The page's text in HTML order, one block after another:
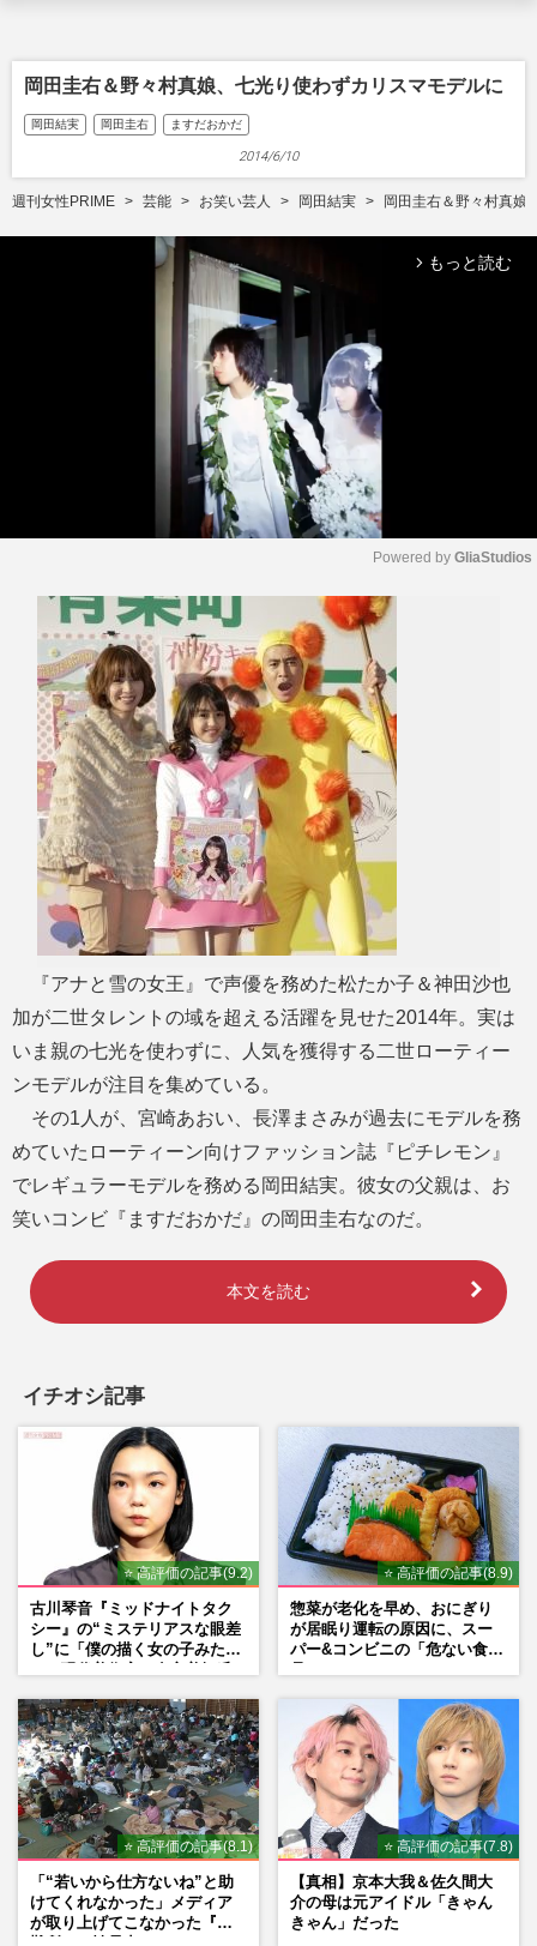
岡田圭右＆野々村真娘、七光り使わずカリスマモデルに
岡田結実 岡田圭右 ますだおかだ
2014/6/10
週刊女性PRIME 芸能 お笑い芸人 岡田結実 岡田圭右＆野々村真娘
arrow_forward_ios もっと読む
Powered by GliaStudios
『アナと雪の女王』で声優を務めた松たか子＆神田沙也
加が二世タレントの域を超える活躍を見せた2014年。実は
いま親の七光を使わずに、人気を獲得する二世ローティー
ンモデルが注目を集めている。
その1人が、宮崎あおい、長澤まさみが過去にモデルを務
めていたローティーン向けファッション誌『ピチレモン』
でレギュラーモデルを務める岡田結実。彼女の父親は、お
笑いコンビ『ますだおかだ』の岡田圭右なのだ。
本文を読む
イチオシ記事
⭐ 高評価の記事(9.2)
古川琴音『ミッドナイトタク
シー』の“ミステリアスな眼差
し”に「僕の描く女の子みた
⭐ 高評価の記事(8.9)
惣菜が老化を早め、おにぎり
が居眠り運転の原因に、スー
パー&コンビニの「危ない食
⭐ 高評価の記事(8.1)
「“若いから仕方ないね”と助
けてくれなかった」メディア
が取り上げてこなかった『避
⭐ 高評価の記事(7.8)
【真相】京本大我＆佐久間大
介の母は元アイドル「きゃん
きゃん」だった